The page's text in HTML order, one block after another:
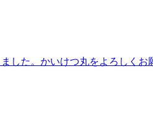
した。かいけつ丸をよろしくお